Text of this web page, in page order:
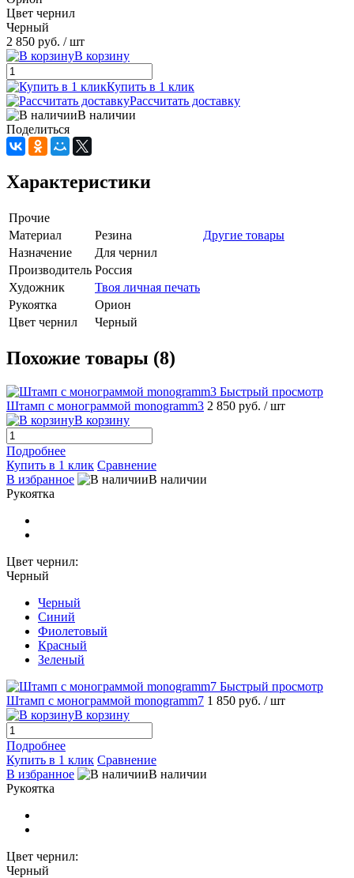
Цвет чернил
Черный
2 850 руб. / шт
В корзину
Купить в 1 клик
Рассчитать доставку
В наличии
Поделиться
Характеристики
Прочие
Материал
Резина
Другие товары
Назначение
Для чернил
Производитель Россия
Художник
Твоя личная печать
Рукоятка
Орион
Цвет чернил
Черный
Похожие товары (8)
Быстрый просмотр
Штамп с монограммой monogramm3 2 850 руб. / шт
В корзину
Подробнее
Купить в 1 клик Сравнение
В избранное
В наличии
Рукоятка
Цвет чернил:
Черный
Черный
Синий
Фиолетовый
Красный
Зеленый
Быстрый просмотр
Штамп с монограммой monogramm7 1 850 руб. / шт
В корзину
Подробнее
Купить в 1 клик Сравнение
В избранное
В наличии
Рукоятка
Цвет чернил:
Черный